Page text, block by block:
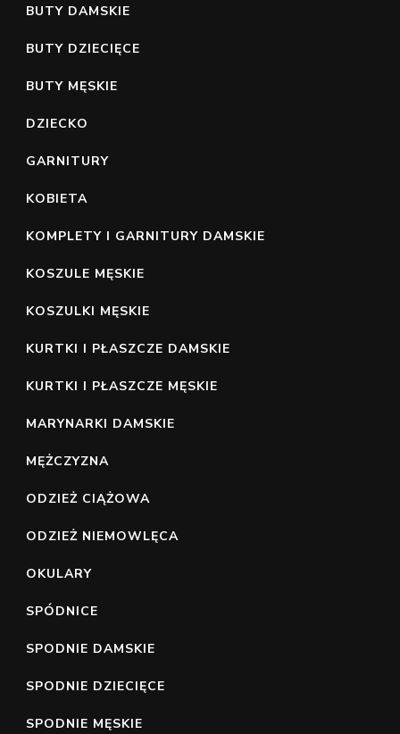
BUTY DAMSKIE
BUTY DZIECIĘCE
BUTY MĘSKIE
DZIECKO
GARNITURY
KOBIETA
KOMPLETY I GARNITURY DAMSKIE
KOSZULE MĘSKIE
KOSZULKI MĘSKIE
KURTKI I PŁASZCZE DAMSKIE
KURTKI I PŁASZCZE MĘSKIE
MARYNARKI DAMSKIE
MĘŻCZYZNA
ODZIEŻ CIĄŻOWA
ODZIEŻ NIEMOWLĘCA
OKULARY
SPÓDNICE
SPODNIE DAMSKIE
SPODNIE DZIECIĘCE
SPODNIE MĘSKIE